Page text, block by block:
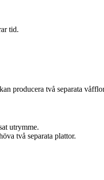
tid.
producera två separata
utrymme.
två separata plattor.